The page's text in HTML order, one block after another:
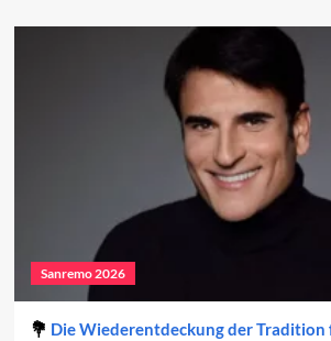
Sanremo 2026
Die Wiederentdeckung der Tradition